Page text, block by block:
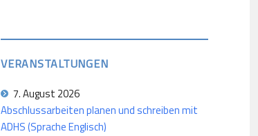
VERANSTALTUNGEN
7. August 2026
Abschlussarbeiten planen und schreiben mit
ADHS (Sprache Englisch)